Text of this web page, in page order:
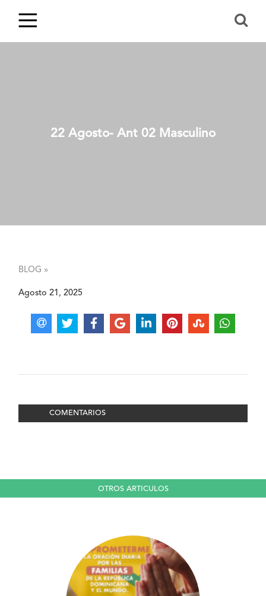
22 Agosto- Ant 02 Masculino
BLOG »
Agosto 21, 2025
COMENTARIOS
OTROS ARTICULOS